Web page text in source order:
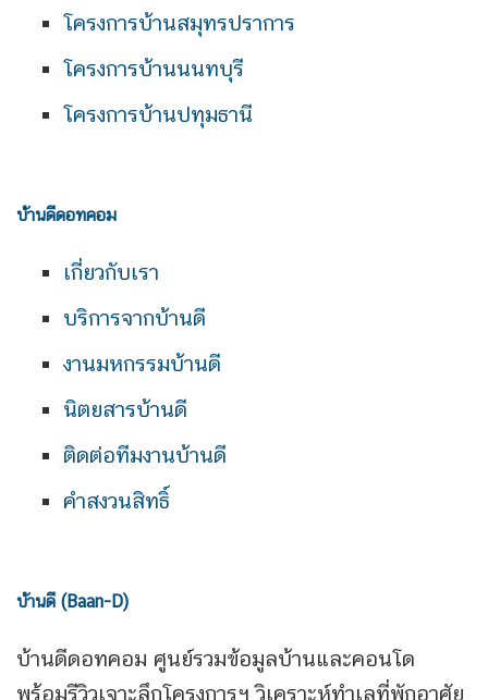
โครงการบ้านสมุทรปราการ
โครงการบ้านนนทบุรี
โครงการบ้านปทุมธานี
บ้านดีดอทคอม
เกี่ยวกับเรา
บริการจากบ้านดี
งานมหกรรมบ้านดี
นิตยสารบ้านดี
ติดต่อทีมงานบ้านดี
คำสงวนสิทธิ์
บ้านดี (Baan-D)
บ้านดีดอทคอม ศูนย์รวมข้อมูลบ้านและคอนโด
พร้อมรีวิวเจาะลึกโครงการฯ วิเคราะห์ทำเลที่พักอาศัย